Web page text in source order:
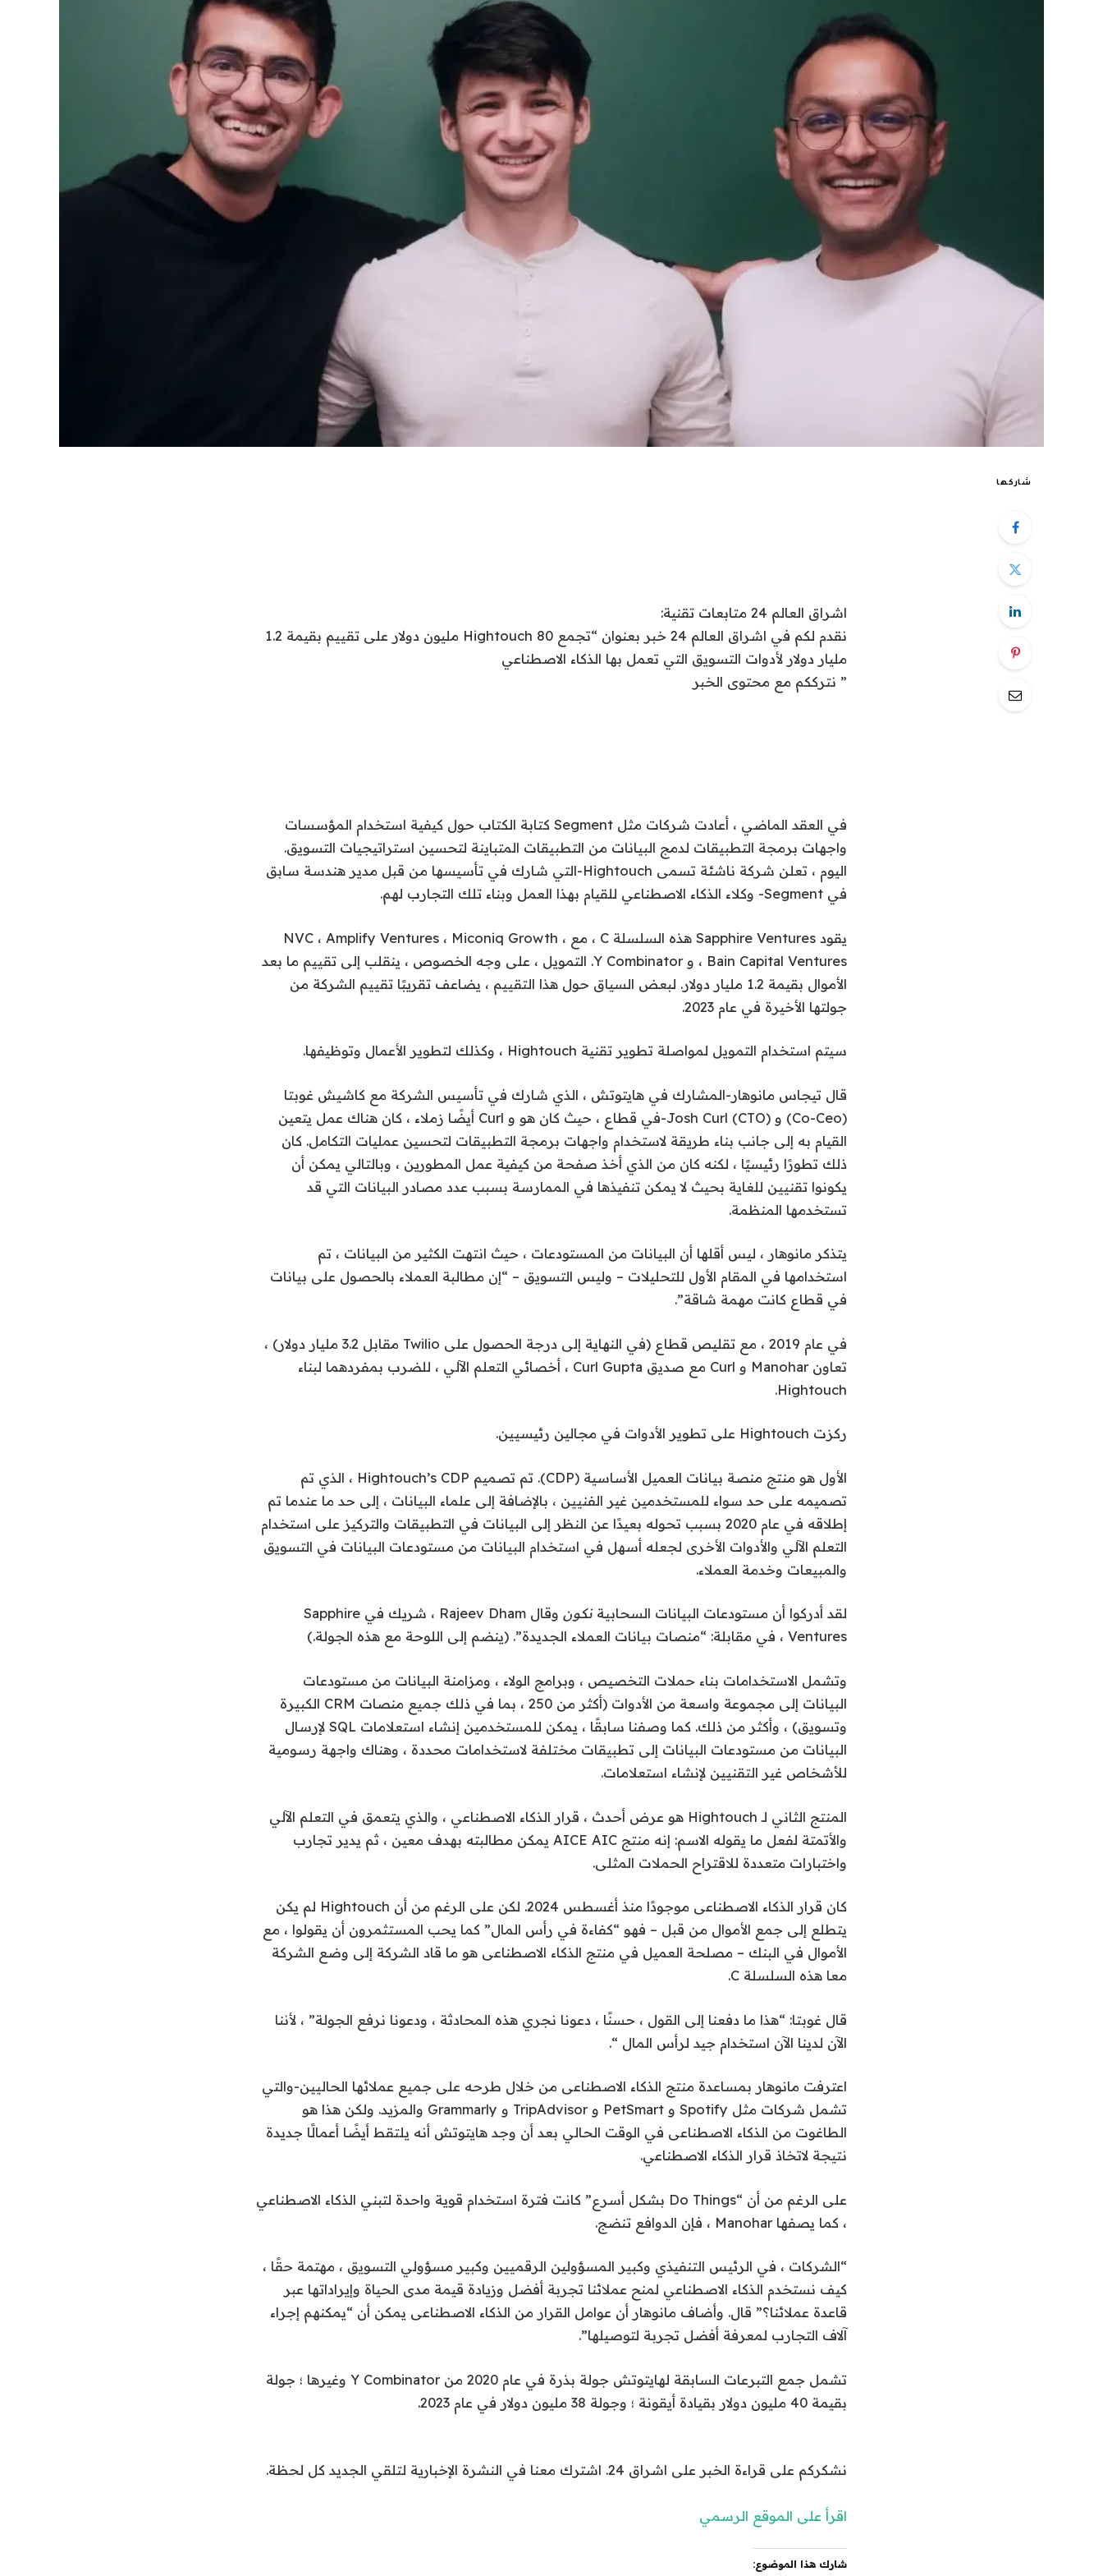
شاركها
اشراق العالم 24 متابعات تقنية:
نقدم لكم في اشراق العالم 24 خبر بعنوان “تجمع Hightouch 80 مليون دولار على تقييم بقيمة 1.2
مليار دولار لأدوات التسويق التي تعمل بها الذكاء الاصطناعي
” نترككم مع محتوى الخبر
في العقد الماضي ، أعادت شركات مثل Segment كتابة الكتاب حول كيفية استخدام المؤسسات
واجهات برمجة التطبيقات لدمج البيانات من التطبيقات المتباينة لتحسين استراتيجيات التسويق.
اليوم ، تعلن شركة ناشئة تسمى Hightouch-التي شارك في تأسيسها من قبل مدير هندسة سابق
في Segment- وكلاء الذكاء الاصطناعي للقيام بهذا العمل وبناء تلك التجارب لهم.
يقود Sapphire Ventures هذه السلسلة C ، مع NVC ، Amplify Ventures ، Miconiq Growth ،
Bain Capital Ventures ، و Y Combinator. التمويل ، على وجه الخصوص ، ينقلب إلى تقييم ما بعد
الأموال بقيمة 1.2 مليار دولار. لبعض السياق حول هذا التقييم ، يضاعف تقريبًا تقييم الشركة من
جولتها الأخيرة في عام 2023.
سيتم استخدام التمويل لمواصلة تطوير تقنية Hightouch ، وكذلك لتطوير الأعمال وتوظيفها.
قال تيجاس مانوهار-المشارك في هايتوتش ، الذي شارك في تأسيس الشركة مع كاشيش غوبتا
(Co-Ceo) و Josh Curl (CTO)-في قطاع ، حيث كان هو و Curl أيضًا زملاء ، كان هناك عمل يتعين
القيام به إلى جانب بناء طريقة لاستخدام واجهات برمجة التطبيقات لتحسين عمليات التكامل. كان
ذلك تطورًا رئيسيًا ، لكنه كان من الذي أخذ صفحة من كيفية عمل المطورين ، وبالتالي يمكن أن
يكونوا تقنيين للغاية بحيث لا يمكن تنفيذها في الممارسة بسبب عدد مصادر البيانات التي قد
تستخدمها المنظمة.
يتذكر مانوهار ، ليس أقلها أن البيانات من المستودعات ، حيث انتهت الكثير من البيانات ، تم
استخدامها في المقام الأول للتحليلات – وليس التسويق – “إن مطالبة العملاء بالحصول على بيانات
في قطاع كانت مهمة شاقة”.
في عام 2019 ، مع تقليص قطاع (في النهاية إلى درجة الحصول على Twilio مقابل 3.2 مليار دولار) ،
تعاون Manohar و Curl مع صديق Curl Gupta ، أخصائي التعلم الآلي ، للضرب بمفردهما لبناء
Hightouch.
ركزت Hightouch على تطوير الأدوات في مجالين رئيسيين.
الأول هو منتج منصة بيانات العميل الأساسية (CDP). تم تصميم Hightouch’s CDP ، الذي تم
تصميمه على حد سواء للمستخدمين غير الفنيين ، بالإضافة إلى علماء البيانات ، إلى حد ما عندما تم
إطلاقه في عام 2020 بسبب تحوله بعيدًا عن النظر إلى البيانات في التطبيقات والتركيز على استخدام
التعلم الآلي والأدوات الأخرى لجعله أسهل في استخدام البيانات من مستودعات البيانات في التسويق
والمبيعات وخدمة العملاء.
لقد أدركوا أن مستودعات البيانات السحابيةنكون
وقال Rajeev Dham ، شريك في Sapphire
Ventures ، في مقابلة: “منصات بيانات العملاء الجديدة”. (ينضم إلى اللوحة مع هذه الجولة.)
وتشمل الاستخدامات بناء حملات التخصيص ، وبرامج الولاء ، ومزامنة البيانات من مستودعات
البيانات إلى مجموعة واسعة من الأدوات (أكثر من 250 ، بما في ذلك جميع منصات CRM الكبيرة
وتسويق) ، وأكثر من ذلك. كما وصفنا سابقًا ، يمكن للمستخدمين إنشاء استعلامات SQL لإرسال
البيانات من مستودعات البيانات إلى تطبيقات مختلفة لاستخدامات محددة ، وهناك واجهة رسومية
للأشخاص غير التقنيين لإنشاء استعلامات.
المنتج الثاني لـ Hightouch هو عرض أحدث ، قرار الذكاء الاصطناعي ، والذي يتعمق في التعلم الآلي
والأتمتة لفعل ما يقوله الاسم: إنه منتج AICE AIC يمكن مطالبته بهدف معين ، ثم يدير تجارب
واختبارات متعددة للاقتراح الحملات المثلى.
كان قرار الذكاء الاصطناعى موجودًا منذ أغسطس 2024. لكن على الرغم من أن Hightouch لم يكن
يتطلع إلى جمع الأموال من قبل – فهو “كفاءة في رأس المال” كما يحب المستثمرون أن يقولوا ، مع
الأموال في البنك – مصلحة العميل في منتج الذكاء الاصطناعى هو ما قاد الشركة إلى وضع الشركة
معا هذه السلسلة C.
قال غوبتا: “هذا ما دفعنا إلى القول ، حسنًا ، دعونا نجري هذه المحادثة ، ودعونا نرفع الجولة” ، لأننا
الآن لدينا الآن استخدام جيد لرأس المال “.
اعترفت مانوهار بمساعدة منتج الذكاء الاصطناعى من خلال طرحه على جميع عملائها الحاليين-والتي
تشمل شركات مثل Spotify و PetSmart و TripAdvisor و Grammarly والمزيد. ولكن هذا هو
الطاغوت من الذكاء الاصطناعى في الوقت الحالي بعد أن وجد هايتوتش أنه يلتقط أيضًا أعمالًا جديدة
نتيجة لاتخاذ قرار الذكاء الاصطناعي.
على الرغم من أن “Do Things بشكل أسرع” كانت فترة استخدام قوية واحدة لتبني الذكاء الاصطناعي
، كما يصفها Manohar ، فإن الدوافع تنضج.
“الشركات ، في الرئيس التنفيذي وكبير المسؤولين الرقميين وكبير مسؤولي التسويق ، مهتمة حقًا ،
كيف نستخدم الذكاء الاصطناعي لمنح عملائنا تجربة أفضل وزيادة قيمة مدى الحياة وإيراداتها عبر
قاعدة عملائنا؟” قال. وأضاف مانوهار أن عوامل القرار من الذكاء الاصطناعى يمكن أن “يمكنهم إجراء
آلاف التجارب لمعرفة أفضل تجربة لتوصيلها”.
تشمل جمع التبرعات السابقة لهايتوتش جولة بذرة في عام 2020 من Y Combinator وغيرها ؛ جولة
بقيمة 40 مليون دولار بقيادة أيقونة ؛ وجولة 38 مليون دولار في عام 2023.
نشكركم على قراءة الخبر على اشراق 24. اشترك معنا في النشرة الإخبارية لتلقي الجديد كل لحظة.
اقرأ على الموقع الرسمي
شارك هذا الموضوع: